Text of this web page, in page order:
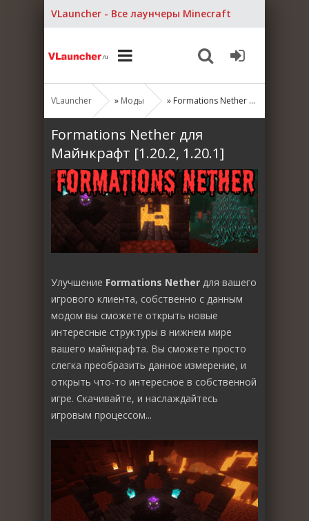
VLauncher - Все лаунчеры Minecraft
VLauncher » Моды » Formations Nether для Майнкрафт [1.20.2, 1.20.1]
Formations Nether для
Майнкрафт [1.20.2, 1.20.1]
Улучшение Formations Nether для вашего
игрового клиента, собственно с данным
модом вы сможете открыть новые
интересные структуры в нижнем мире
вашего майнкрафта. Вы сможете просто
слегка преобразить данное измерение, и
открыть что-то интересное в собственной
игре. Скачивайте, и наслаждайтесь
игровым процессом...